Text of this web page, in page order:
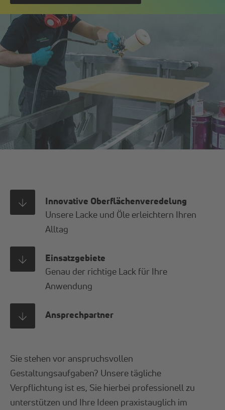
Innovative Oberflächenveredelung
Unsere Lacke und Öle erleichtern Ihren
Alltag
Einsatzgebiete
Genau der richtige Lack für Ihre
Anwendung
Ansprechpartner
Sie stehen vor anspruchsvollen
Gestaltungsaufgaben? Unsere tägliche
Verpflichtung ist es, Sie hierbei professionell zu
unterstützen und Ihre Ideen praxistauglich im